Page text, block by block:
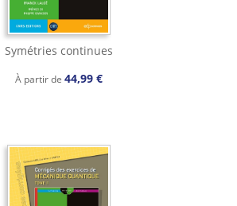
Symétries continues
À partir de 44,99 €